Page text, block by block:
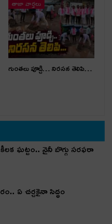
తాజా వార్తలు
గుంతలు పూడ్చి… నిరసన తెలిపి…
ఘట్టం.. నైనీ బొగ్గు సరఫరా
ఏ చర్చకైనా సిద్ధం